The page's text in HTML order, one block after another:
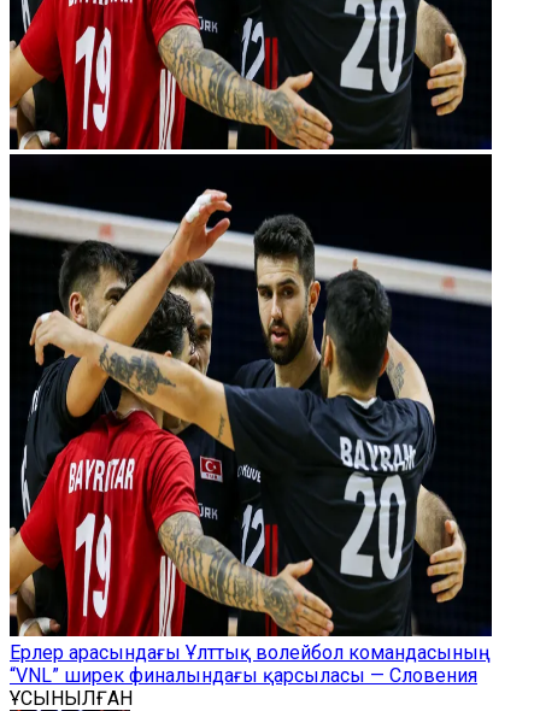
Ерлер арасындағы Ұлттық волейбол командасының
“VNL” ширек финалындағы қарсыласы — Словения
ҰСЫНЫЛҒАН